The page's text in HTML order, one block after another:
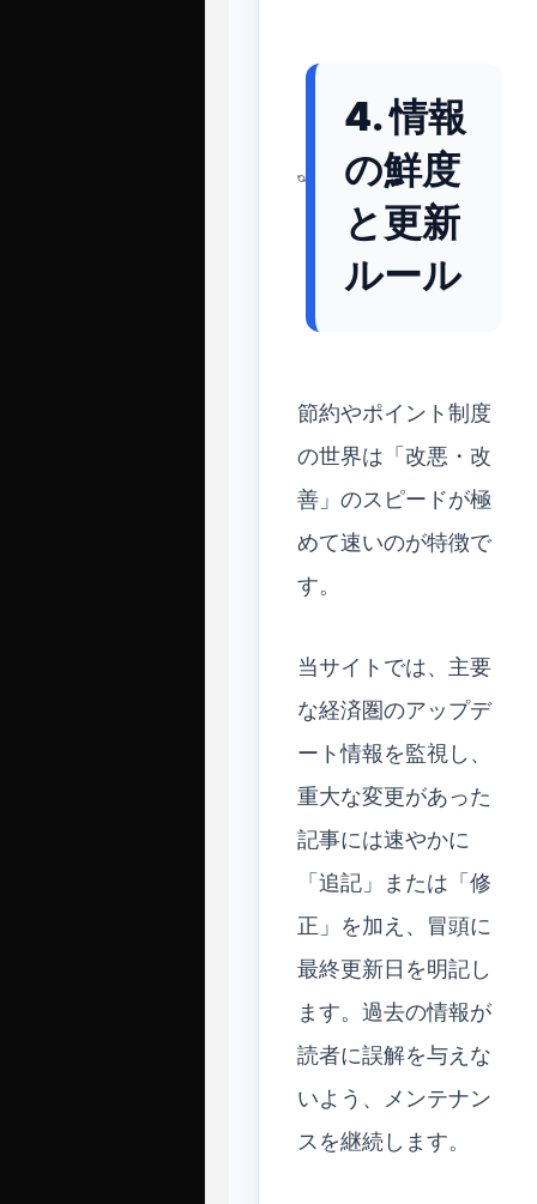
4. 情報
の鮮度
と更新
ルール
節約やポイント制度
の世界は「改悪・改
善」のスピードが極
めて速いのが特徴で
す。
当サイトでは、主要
な経済圏のアップデ
ート情報を監視し、
重大な変更があった
記事には速やかに
「追記」または「修
正」を加え、冒頭に
最終更新日を明記し
ます。過去の情報が
読者に誤解を与えな
いよう、メンテナン
スを継続します。